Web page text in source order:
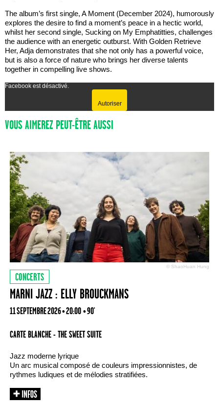
The album’s first single, A Moment (December 2024), humorously
explores the desire to find a moment’s peace in a hectic world,
whilst her second single, Sucking on My Emphatitties, challenges
the audience with an energetic outburst. With Golden Retrieve
Her, Adja demonstrates that she not only has a powerful voice,
but is also a force of nature who brings her diverse talents
together in compelling live shows.
Facebook est désactivé.
Autoriser
VOUS AIMEREZ PEUT-ÊTRE AUSSI
© ShaoHuan Hung
CONCERTS
MARNI JAZZ : ELLY BROUCKMANS
11 SEPTEMBRE 2026 • 20:00 • 90'
CARTE BLANCHE - THE SWEET SUITE
Jazz moderne lyrique
Un arc musical composé de couleurs impressionnistes, de
rythmes ludiques et de mélodies stratifiées.